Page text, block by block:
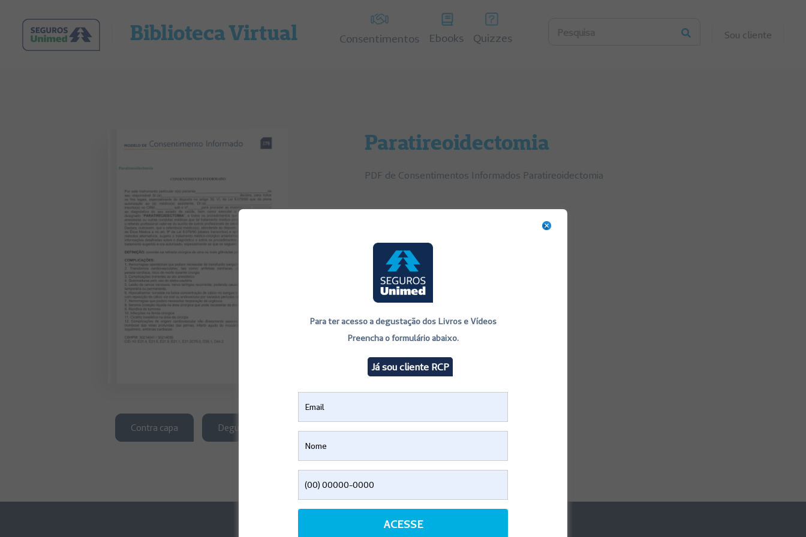
Biblioteca Virtual Consentimentos Ebooks Quizzes Sou cliente
Contra capa Degustação
Paratireoidectomia
PDF de Consentimentos Informados Paratireoidectomia
Saúde
Para ter acesso a degustação dos Livros e Vídeos
Preencha o formulário abaixo.
Já sou cliente RCP